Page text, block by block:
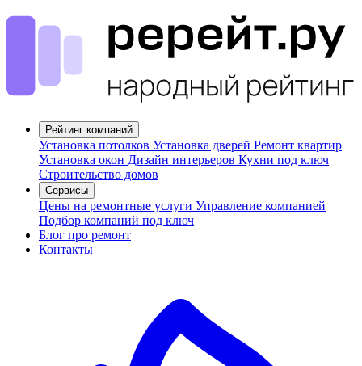
Рейтинг компаний
Установка потолков Установка дверей Ремонт квартир
Установка окон Дизайн интерьеров Кухни под ключ
Строительство домов
Сервисы
Цены на ремонтные услуги Управление компанией
Подбор компаний под ключ
Блог про ремонт
Контакты